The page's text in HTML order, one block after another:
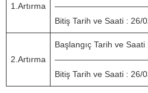
1.Artırma
Bitiş Tarih ve Saati : 26/
2.Artırma
Başlangıç Tarih ve
Bitiş Tarih ve Saati : 26/